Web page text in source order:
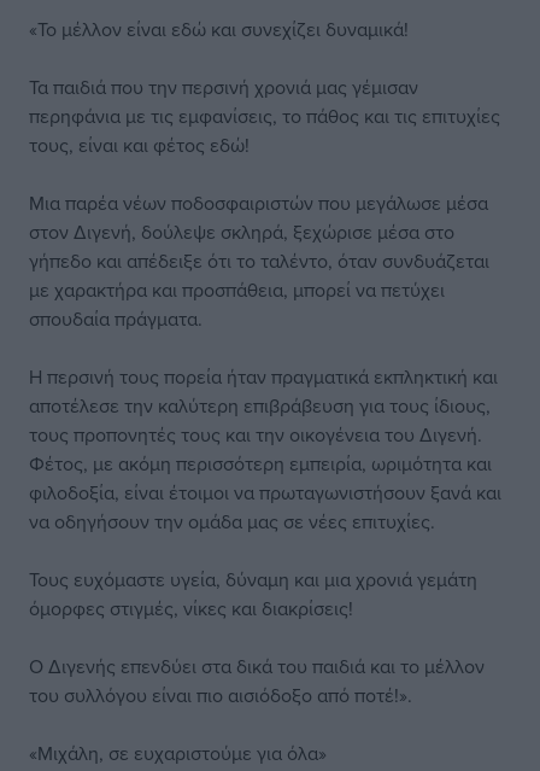
«Το μέλλον είναι εδώ και συνεχίζει δυναμικά!
Τα παιδιά που την περσινή χρονιά μας γέμισαν
περηφάνια με τις εμφανίσεις, το πάθος και τις επιτυχίες
τους, είναι και φέτος εδώ!
Μια παρέα νέων ποδοσφαιριστών που μεγάλωσε μέσα
στον Διγενή, δούλεψε σκληρά, ξεχώρισε μέσα στο
γήπεδο και απέδειξε ότι το ταλέντο, όταν συνδυάζεται
με χαρακτήρα και προσπάθεια, μπορεί να πετύχει
σπουδαία πράγματα.
Η περσινή τους πορεία ήταν πραγματικά εκπληκτική και
αποτέλεσε την καλύτερη επιβράβευση για τους ίδιους,
τους προπονητές τους και την οικογένεια του Διγενή.
Φέτος, με ακόμη περισσότερη εμπειρία, ωριμότητα και
φιλοδοξία, είναι έτοιμοι να πρωταγωνιστήσουν ξανά και
να οδηγήσουν την ομάδα μας σε νέες επιτυχίες.
Τους ευχόμαστε υγεία, δύναμη και μια χρονιά γεμάτη
όμορφες στιγμές, νίκες και διακρίσεις!
Ο Διγενής επενδύει στα δικά του παιδιά και το μέλλον
του συλλόγου είναι πιο αισιόδοξο από ποτέ!».
«Μιχάλη, σε ευχαριστούμε για όλα»